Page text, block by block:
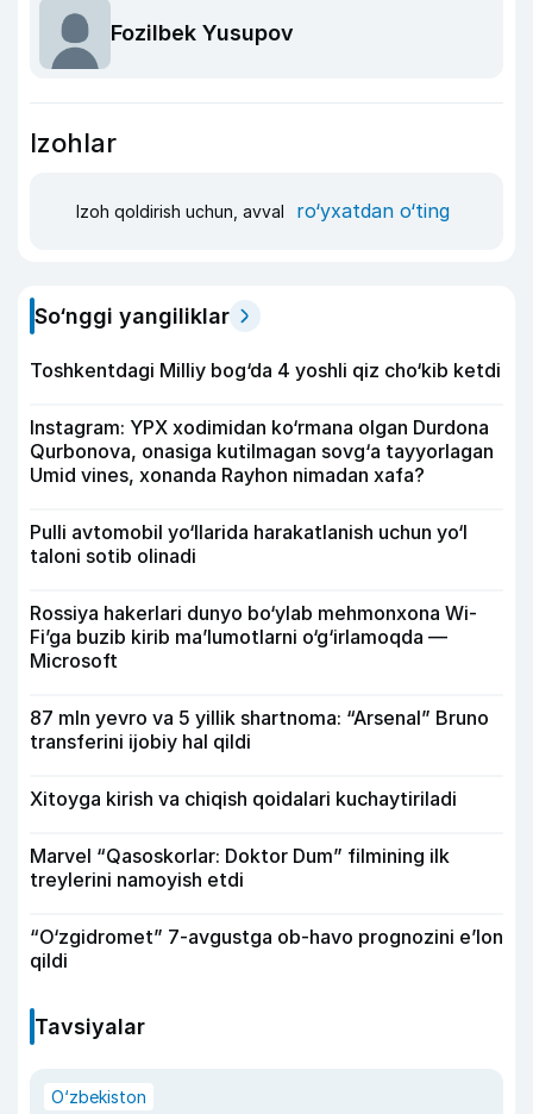
Fozilbek Yusupov
Izohlar
Izoh qoldirish uchun, avval ro‘yxatdan o‘ting
So‘nggi yangiliklar
Toshkentdagi Milliy bog‘da 4 yoshli qiz cho‘kib ketdi
Instagram: YPX xodimidan ko‘rmana olgan Durdona
Qurbonova, onasiga kutilmagan sovg‘a tayyorlagan
Umid vines, xonanda Rayhon nimadan xafa?
Pulli avtomobil yo‘llarida harakatlanish uchun yo‘l
taloni sotib olinadi
Rossiya hakerlari dunyo bo‘ylab mehmonxona Wi-
Fi’ga buzib kirib ma’lumotlarni o‘g‘irlamoqda —
Microsoft
87 mln yevro va 5 yillik shartnoma: “Arsenal” Bruno
transferini ijobiy hal qildi
Xitoyga kirish va chiqish qoidalari kuchaytiriladi
Marvel “Qasoskorlar: Doktor Dum” filmining ilk
treylerini namoyish etdi
“O‘zgidromet” 7-avgustga ob-havo prognozini e’lon
qildi
Tavsiyalar
O‘zbekiston